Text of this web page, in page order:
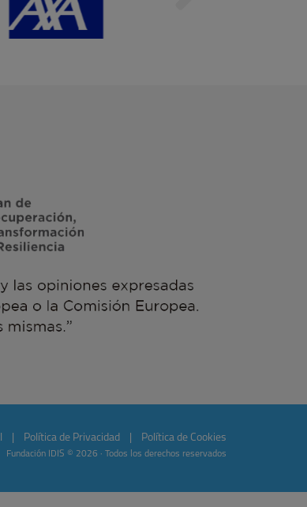
Política de Privacidad Política de Cookies
Fundación IDIS © 2026 · Todos los derechos reservados